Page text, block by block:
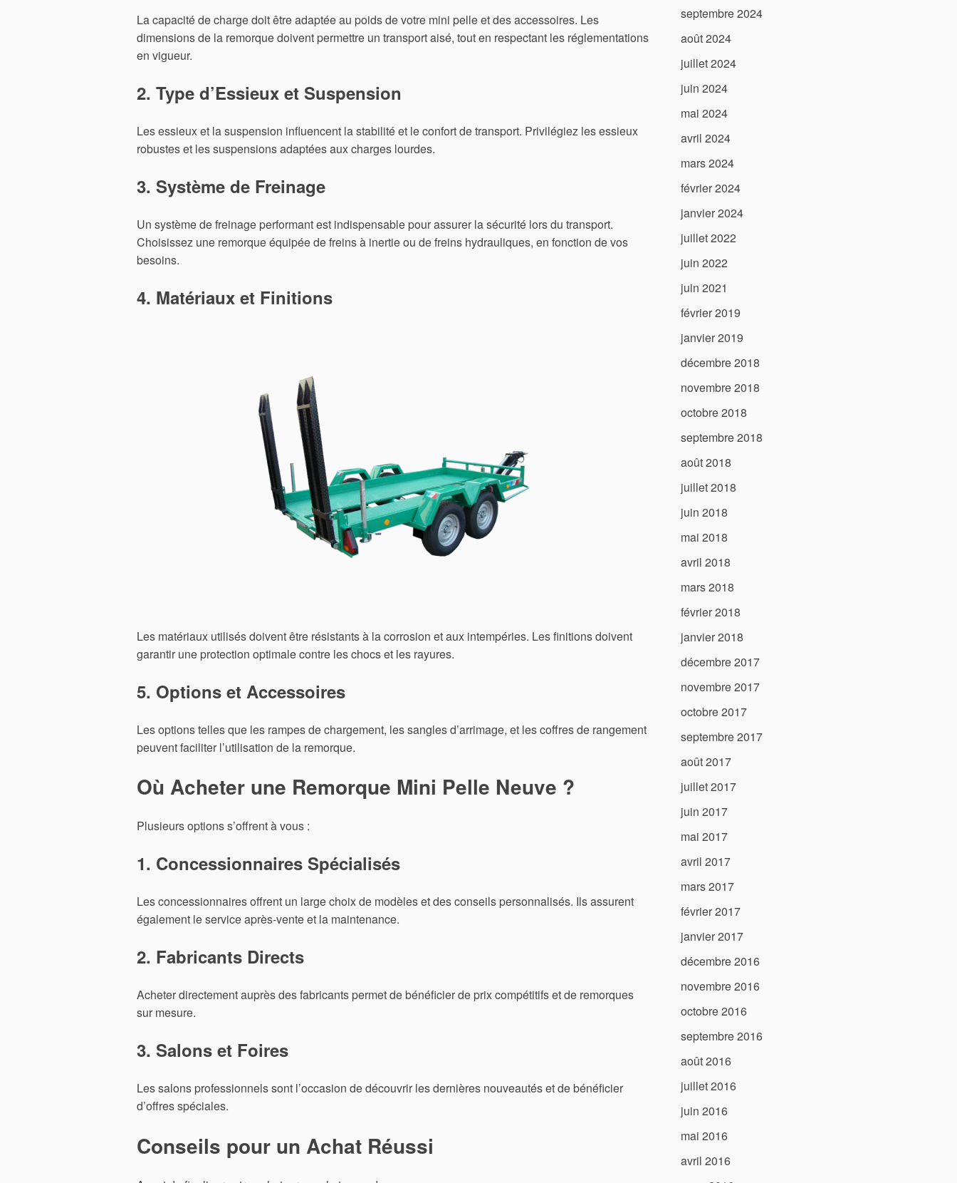
La capacité de charge doit être adaptée au poids de votre mini pelle et des accessoires. Les
dimensions de la remorque doivent permettre un transport aisé, tout en respectant les réglementations
en vigueur.
2. Type d’Essieux et Suspension
Les essieux et la suspension influencent la stabilité et le confort de transport. Privilégiez les essieux
robustes et les suspensions adaptées aux charges lourdes.
3. Système de Freinage
Un système de freinage performant est indispensable pour assurer la sécurité lors du transport.
Choisissez une remorque équipée de freins à inertie ou de freins hydrauliques, en fonction de vos
besoins.
4. Matériaux et Finitions
Les matériaux utilisés doivent être résistants à la corrosion et aux intempéries. Les finitions doivent
garantir une protection optimale contre les chocs et les rayures.
5. Options et Accessoires
Les options telles que les rampes de chargement, les sangles d’arrimage, et les coffres de rangement
peuvent faciliter l’utilisation de la remorque.
Où Acheter une Remorque Mini Pelle Neuve ?
Plusieurs options s’offrent à vous :
1. Concessionnaires Spécialisés
Les concessionnaires offrent un large choix de modèles et des conseils personnalisés. Ils assurent
également le service après-vente et la maintenance.
2. Fabricants Directs
Acheter directement auprès des fabricants permet de bénéficier de prix compétitifs et de remorques
sur mesure.
3. Salons et Foires
Les salons professionnels sont l’occasion de découvrir les dernières nouveautés et de bénéficier
d’offres spéciales.
Conseils pour un Achat Réussi
septembre 2024
août 2024
juillet 2024
juin 2024
mai 2024
avril 2024
mars 2024
février 2024
janvier 2024
juillet 2022
juin 2022
juin 2021
février 2019
janvier 2019
décembre 2018
novembre 2018
octobre 2018
septembre 2018
août 2018
juillet 2018
juin 2018
mai 2018
avril 2018
mars 2018
février 2018
janvier 2018
décembre 2017
novembre 2017
octobre 2017
septembre 2017
août 2017
juillet 2017
juin 2017
mai 2017
avril 2017
mars 2017
février 2017
janvier 2017
décembre 2016
novembre 2016
octobre 2016
septembre 2016
août 2016
juillet 2016
juin 2016
mai 2016
avril 2016